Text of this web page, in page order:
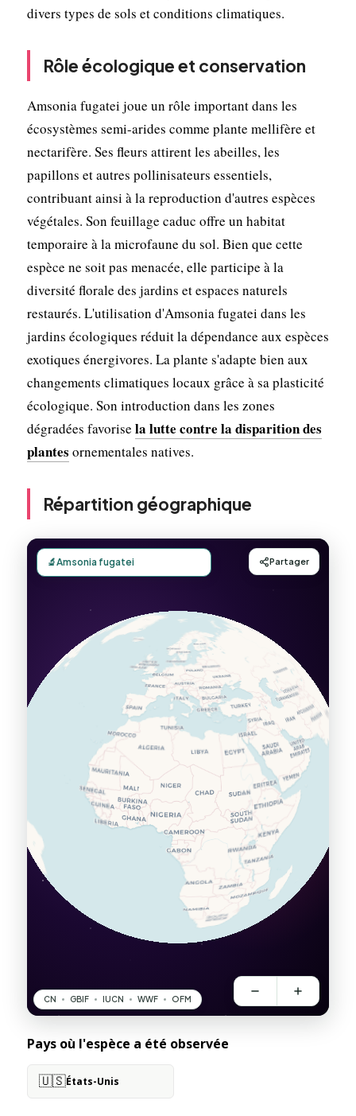
divers types de sols et conditions climatiques.
Rôle écologique et conservation
Amsonia fugatei joue un rôle important dans les
écosystèmes semi-arides comme plante mellifère et
nectarifère. Ses fleurs attirent les abeilles, les
papillons et autres pollinisateurs essentiels,
contribuant ainsi à la reproduction d'autres espèces
végétales. Son feuillage caduc offre un habitat
temporaire à la microfaune du sol. Bien que cette
espèce ne soit pas menacée, elle participe à la
diversité florale des jardins et espaces naturels
restaurés. L'utilisation d'Amsonia fugatei dans les
jardins écologiques réduit la dépendance aux espèces
exotiques énergivores. La plante s'adapte bien aux
changements climatiques locaux grâce à sa plasticité
écologique. Son introduction dans les zones
dégradées favorise la lutte contre la disparition des
plantes ornementales natives.
Répartition géographique
Pays où l'espèce a été observée
🇺🇸États-Unis